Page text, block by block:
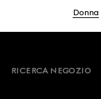
Donna
RICERCA NEGOZIO